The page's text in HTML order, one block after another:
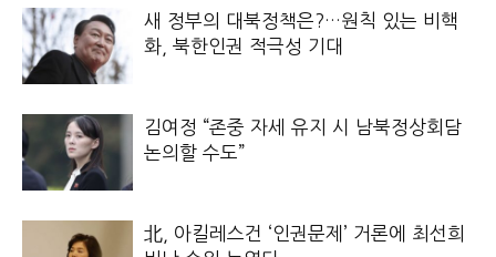
새 정부의 대북정책은?…원칙 있는 비핵
화, 북한인권 적극성 기대
김여정 “존중 자세 유지 시 남북정상회담
논의할 수도”
北, 아킬레스건 ‘인권문제’ 거론에 최선희